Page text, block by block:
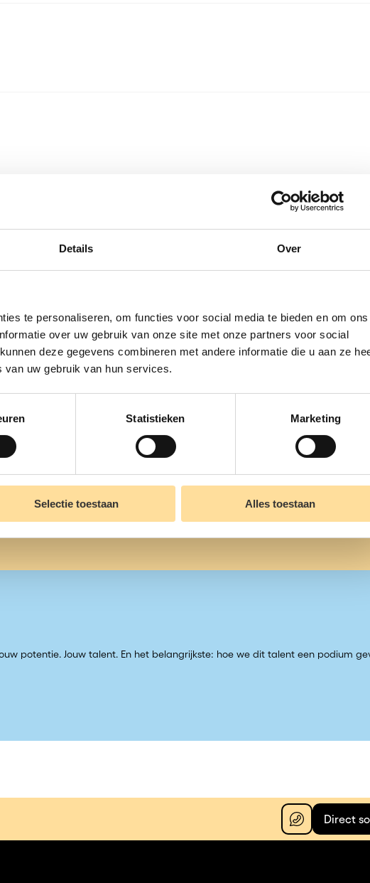
Details Over
te personaliseren, om functies voor social media te bieden en om ons
over uw gebruik van onze site met onze partners voor social
deze gegevens combineren met andere informatie die u aan ze
uw gebruik van hun services.
Statistieken Marketing
Selectie toestaan Alles toestaan
potentie. Jouw talent. En het belangrijkste: hoe we dit talent een podium
Direct